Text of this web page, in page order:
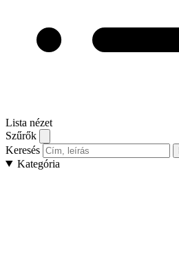
Lista nézet
Szűrők
Keresés
Kategória